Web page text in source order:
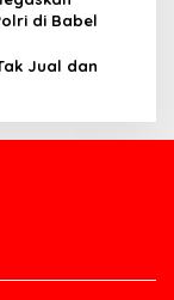
di Babel
Jual dan